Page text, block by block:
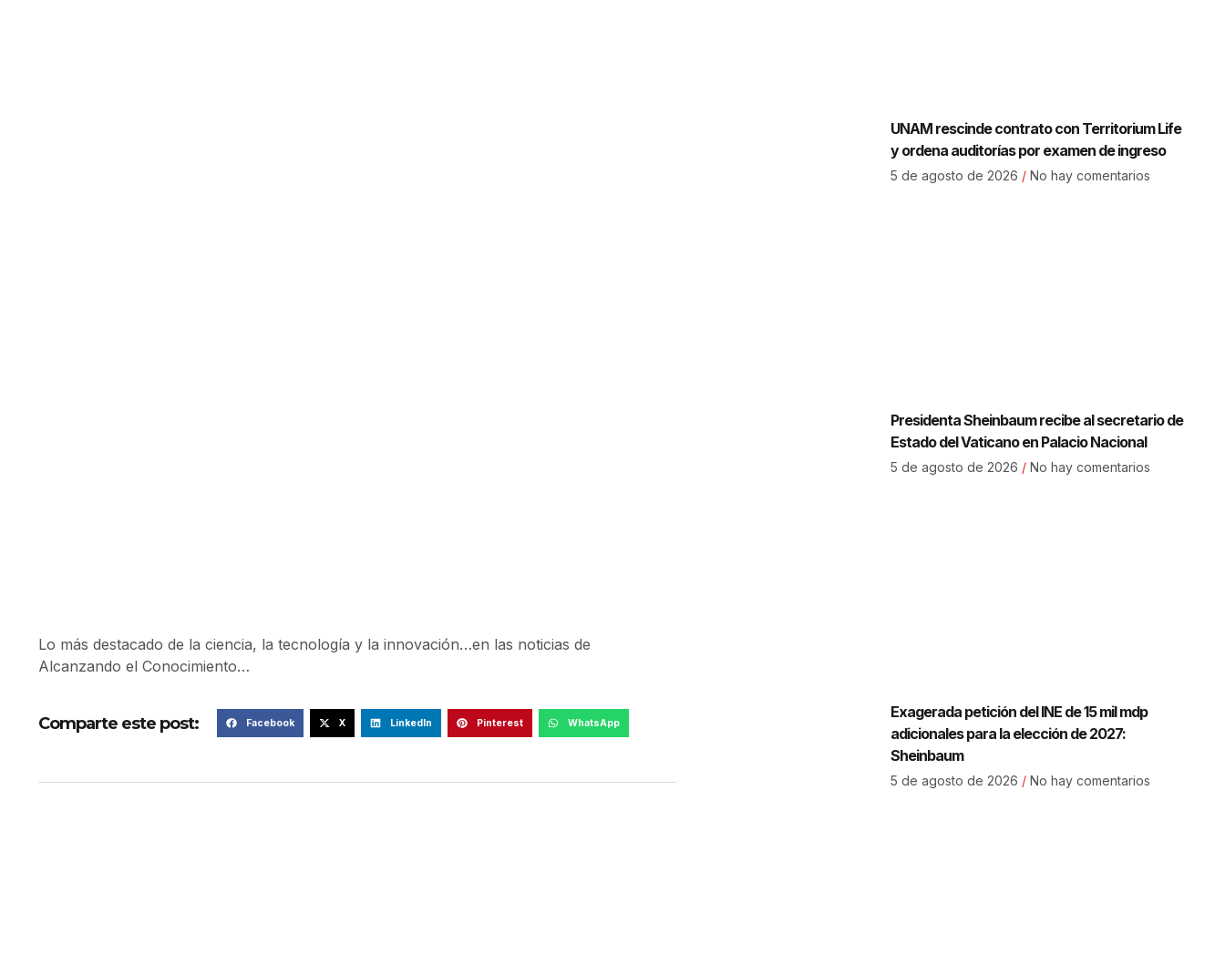
Lo más destacado de la ciencia, la tecnología y la innovación…en las noticias de
Alcanzando el Conocimiento…
Comparte este post: Facebook X LinkedIn Pinterest WhatsApp
UNAM rescinde contrato con Territorium Life
y ordena auditorías por examen de ingreso
5 de agosto de 2026 No hay comentarios
Presidenta Sheinbaum recibe al secretario de
Estado del Vaticano en Palacio Nacional
5 de agosto de 2026 No hay comentarios
Exagerada petición del INE de 15 mil mdp
adicionales para la elección de 2027:
Sheinbaum
5 de agosto de 2026 No hay comentarios